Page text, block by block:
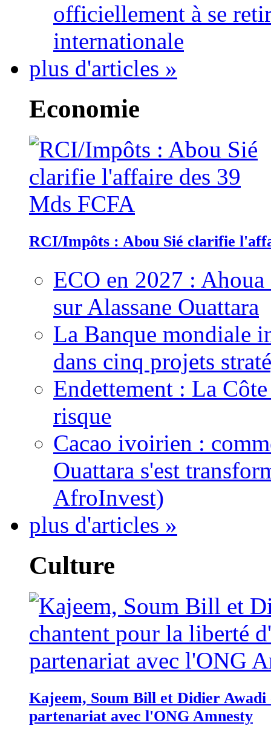
officiellement à se
internationale
plus d'articles »
Economie
RCI/Impôts : Abou Sié clarifie
ECO en 2027 :
sur Alassane Ouattara
La Banque mondiale
dans cinq projets
Endettement : La
risque
Cacao ivoirien :
Ouattara s'est
AfroInvest)
plus d'articles »
Culture
Kajeem, Soum Bill et Didier
partenariat avec l'ONG Amnesty